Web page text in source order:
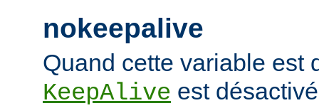
nokeepalive
Quand cette variable est
KeepAlive est